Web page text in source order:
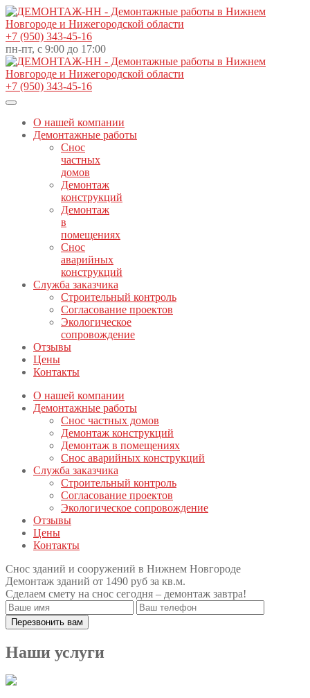
+7 (950) 343-45-16
пн-пт, с 9:00 до 17:00
+7 (950) 343-45-16
О нашей компании
Демонтажные работы
Снос
частных
домов
Демонтаж
конструкций
Демонтаж
в
помещениях
Снос
аварийных
конструкций
Служба заказчика
Строительный контроль
Согласование проектов
Экологическое
сопровождение
Отзывы
Цены
Контакты
О нашей компании
Демонтажные работы
Снос частных домов
Демонтаж конструкций
Демонтаж в помещениях
Снос аварийных конструкций
Служба заказчика
Строительный контроль
Согласование проектов
Экологическое сопровождение
Отзывы
Цены
Контакты
Снос зданий и сооружений в Нижнем Новгороде
Демонтаж зданий от 1490 руб за кв.м.
Сделаем смету на снос сегодня – демонтаж завтра!
Наши услуги